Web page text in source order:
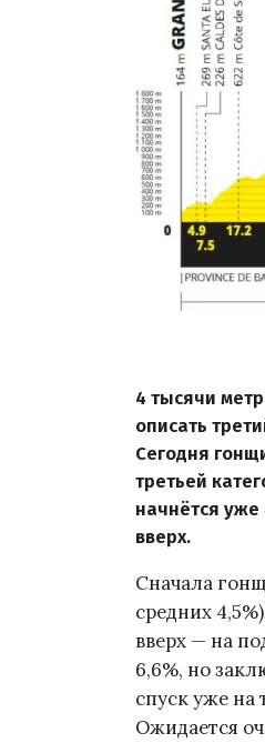
4 тысячи
описать
Сегодня
третьей
начнётся уже
вверх.
Сначала
средних
вверх — на
6,6%, но
спуск уже
Ожидается